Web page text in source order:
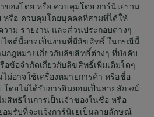
ของโดย หรือ ควบคุมโดย การ์นิเย่รวม
หรือ ควบคุมโดยบุคคลที่สามที่ได้ให้
าม รายงาน และส่วนประกอบต่างๆ
ไซต์นี้อาจเป็นงานที่มีลิขสิทธิ์ ในกรณีนี้
กฎหมายเกี่ยวกับลิขสิทธิ์ต่างๆ ที่บังคับ
ข้อจำกัดเกี่ยวกับลิขสิทธิ์เพิ่มเติมใดๆ
ม่อาจใช้เครื่องหมายการค้า หรือชื่อ
โดยไม่ได้รับการยินยอมเป็นลายลักษณ์
สิทธิในการเป็นเจ้าของในชื่อ หรือ
มรับที่จะแจ้งการ์นิเย่เป็นลายลักษณ์